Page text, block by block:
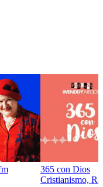
365 con Dios
Cristianismo,